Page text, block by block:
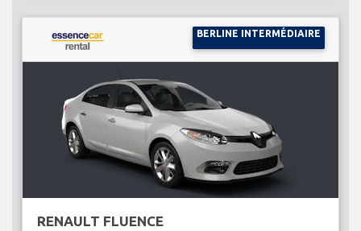
BERLINE INTERMÉDIAIRE
RENAULT FLUENCE